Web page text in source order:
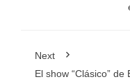
Next
El show “Clásico”